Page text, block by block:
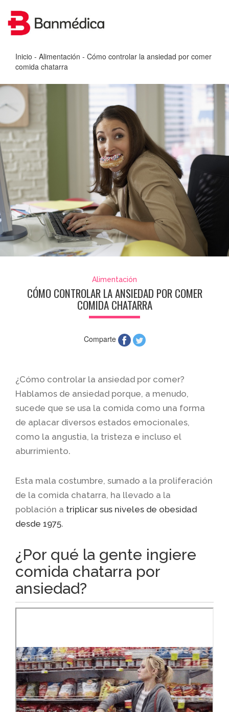
Inicio - Alimentación - Cómo controlar la ansiedad por comer
comida chatarra
Alimentación
CÓMO CONTROLAR LA ANSIEDAD POR COMER
COMIDA CHATARRA
Comparte
¿Cómo controlar la ansiedad por comer?
Hablamos de ansiedad porque, a menudo,
sucede que se usa la comida como una forma
de aplacar diversos estados emocionales,
como la angustia, la tristeza e incluso el
aburrimiento.
Esta mala costumbre, sumado a la proliferación
de la comida chatarra, ha llevado a la
población a triplicar sus niveles de obesidad
desde 1975.
¿Por qué la gente ingiere
comida chatarra por
ansiedad?